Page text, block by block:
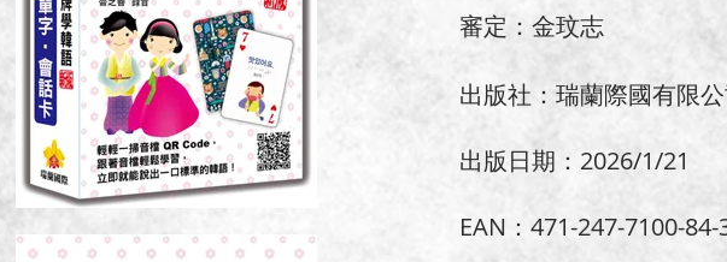
​審定：金玟志
出版社：瑞蘭際國有限
出版日期：2026/1/21
EAN：471-247-7100-84-